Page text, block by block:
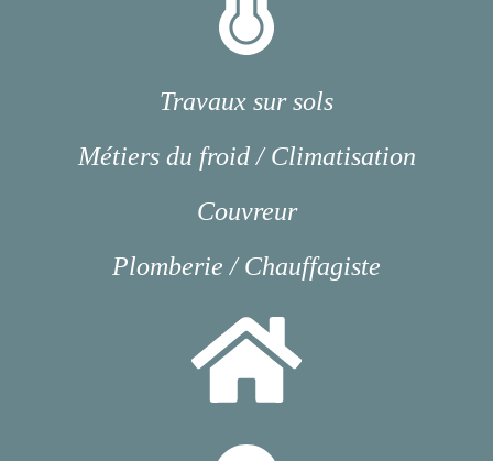
Travaux sur sols
Métiers du froid / Climatisation
Couvreur
Plomberie / Chauffagiste